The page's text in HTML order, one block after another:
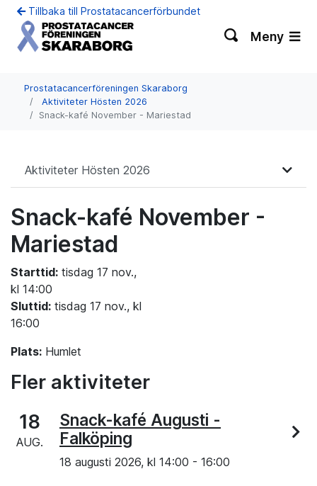
Tillbaka till Prostatacancerförbundet
Meny
Prostatacancerföreningen Skaraborg
Aktiviteter Hösten 2026
Snack-kafé November - Mariestad
Aktiviteter Hösten 2026
Snack-kafé November -
Mariestad
Starttid: tisdag 17 nov.,
kl 14:00
Sluttid: tisdag 17 nov., kl
16:00
Plats: Humlet
Fler aktiviteter
18
AUG.
Snack-kafé Augusti -
Falköping
18 augusti 2026, kl 14:00 - 16:00